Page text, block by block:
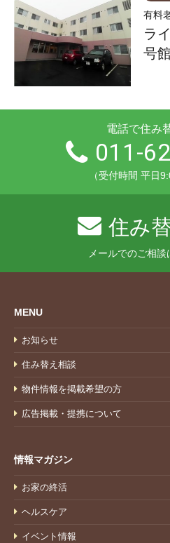
有料
ラ
号館
電話で住み
011-
（受付時間 平日
住み
メールでのご相談
MENU
お知らせ
住み替え相談
物件情報を掲載希望の方
広告掲載・提携について
情報マガジン
お家の終活
ヘルスケア
イベント情報